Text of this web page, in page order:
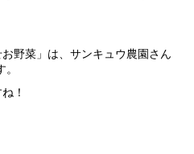
野菜」は、サンキュウ農園さん
！